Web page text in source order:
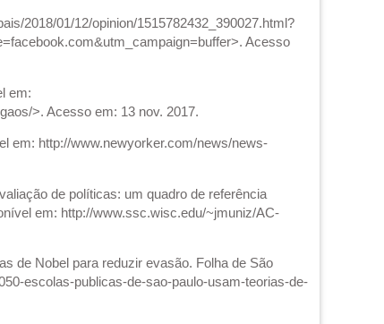
2018/01/12/opinion/1515782432_390027.html?
Acesso
em:
>. Acesso em: 13 nov. 2017.
em: http://www.newyorker.com/news/news-
de políticas: um quadro de referência
em: http://www.ssc.wisc.edu/~jmuniz/AC-
de Nobel para reduzir evasão. Folha de São
escolas-publicas-de-sao-paulo-usam-teorias-de-